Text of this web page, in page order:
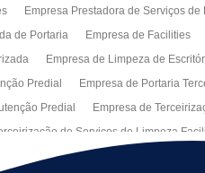
Empresa Prestadora de Serviços de
de Portaria Empresa de Facilities
Empresa de Limpeza de
Predial Empresa de Portaria
Predial Empresa de
de Serviços de Limpeza
Predial Rj